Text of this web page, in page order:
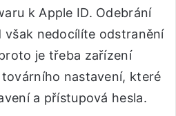
k Apple ID. Odebrání
však nedocílíte odstranění
je třeba zařízení
nastavení, které
a přístupová hesla.